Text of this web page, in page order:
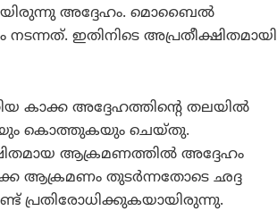
അദ്ദേഹം. മൊബൈൽ
ഇതിനിടെ അപ്രതീക്ഷിതമായി
കാക്ക അദ്ദേഹത്തിന്റെ തലയിൽ
കൊത്തുകയും ചെയ്തു.
ആക്രമണത്തിൽ അദ്ദേഹം
ആക്രമണം തുടർന്നതോടെ ഛദ്ദ
പ്രതിരോധിക്കുകയായിരുന്നു.